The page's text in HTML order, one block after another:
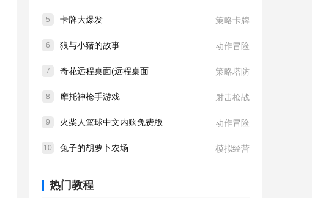
5 卡牌大爆发 策略卡牌
6 狼与小猪的故事 动作冒险
7 奇花远程桌面(远程桌面 策略塔防
8 摩托神枪手游戏 射击枪战
9 火柴人篮球中文内购免费版 动作冒险
10 兔子的胡萝卜农场 模拟经营
热门教程